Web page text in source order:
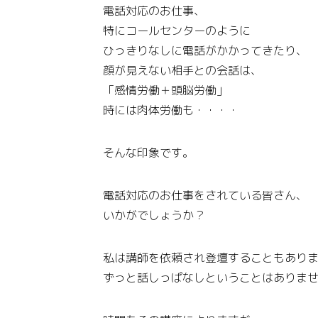
電話対応のお仕事、
特にコールセンターのように
ひっきりなしに電話がかかってきたり、
顔が見えない相手との会話は、
「感情労働＋頭脳労働」
時には肉体労働も・・・・
そんな印象です。
電話対応のお仕事をされている皆さん、
いかがでしょうか？
私は講師を依頼され登壇することもありま
ずっと話しっぱなしということはありませ